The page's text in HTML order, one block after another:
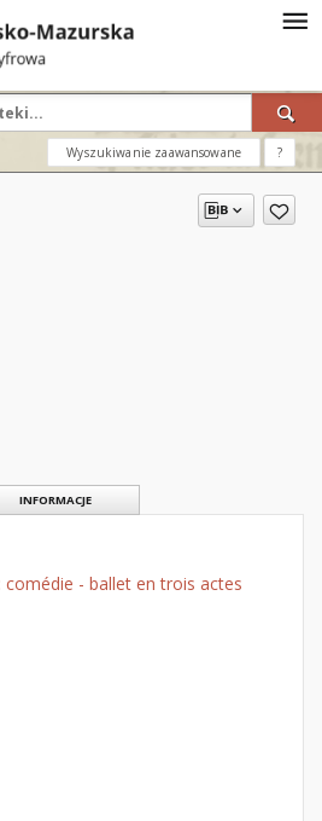
Wyszukiwanie zaawansowane ?
INFORMACJE
comédie - ballet en trois actes